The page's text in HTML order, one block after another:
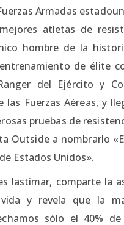
Armadas
atletas de
hombre de la
de élite
del Ejército y
las Fuerzas Aéreas, y
pruebas de
Outside a nombrarlo
Estados Unidos».
lastimar, comparte la
y revela que la
sólo el 40%